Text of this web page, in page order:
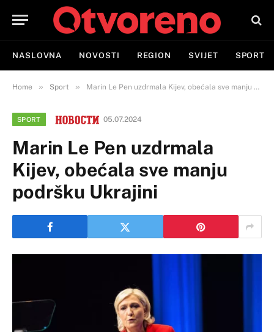
NASLOVNA NOVOSTI REGION SVIJET SPORT
Home » Sport » Marin Le Pen uzdrmala Kijev, obećala sve manju podršku Ukrajini
SPORT 05.07.2024
Marin Le Pen uzdrmala
Kijev, obećala sve manju
podršku Ukrajini